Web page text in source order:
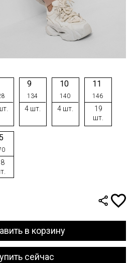
9
134
4 шт.
10
140
4 шт.
11
146
19
шт.
в корзину
сейчас